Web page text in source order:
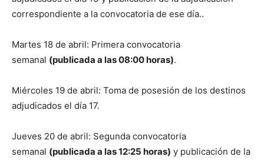
correspondiente a la convocatoria de ese día..
Martes 18 de abril: Primera convocatoria
semanal (publicada a las 08:00 horas).
Miércoles 19 de abril: Toma de posesión de los destinos
adjudicados el día 17.
Jueves 20 de abril: Segunda convocatoria
semanal (publicada a las 12:25 horas) y publicación de la